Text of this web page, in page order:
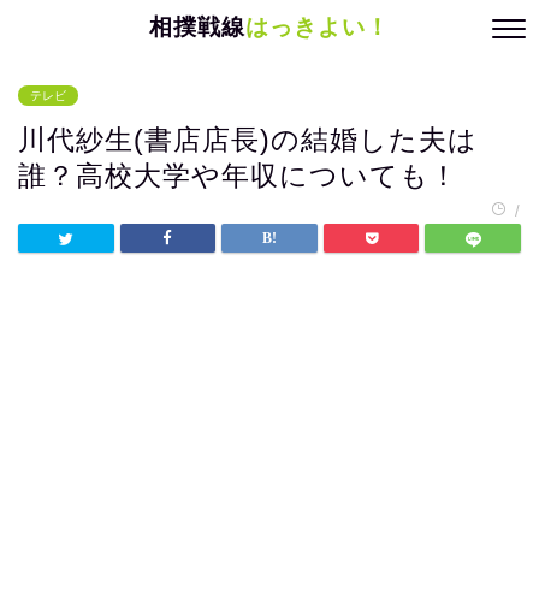
相撲戦線はっきよい！
テレビ
川代紗生(書店店長)の結婚した夫は
誰？高校大学や年収についても！
/